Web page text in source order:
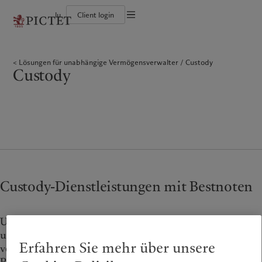
lu Client login
Unternehmensratings
Diversität, Gleichstellung und Inklusion
Karrieremöglichkeiten
Institutionelle Anleger
Alternative Anlagen
Asset Services
Beyond markets
Den Newsletter abonnieren
Klimaaktionsplan
Grundsätze für Klimainvestments
Nachhaltigkeits-Governance
Nordamerika
日本
台灣
Deutschland
United Arab Emirates
Wer wir sind
Karrieremöglichkeiten
Collection Pictet
Institutionelle Anleger
Insights
Lösungen für unabhängige Vermögensverwalter Custody
Custody
Custody-Dienstleistungen mit Bestnoten
Unsere Dienstleistungen als Depotbank sind in
unserer langjährigen Private Banking Tradition fest
verankert und basieren auf unserer Kultur des
Erfahren Sie mehr über unsere